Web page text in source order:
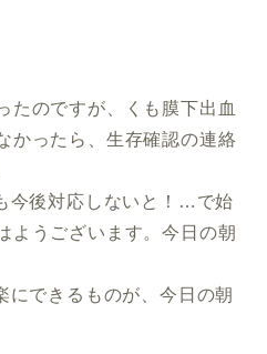
たのですが、くも膜下出血
かったら、生存確認の連絡
今後対応しないと！…で始
ようございます。今日の朝
にできるものが、今日の朝